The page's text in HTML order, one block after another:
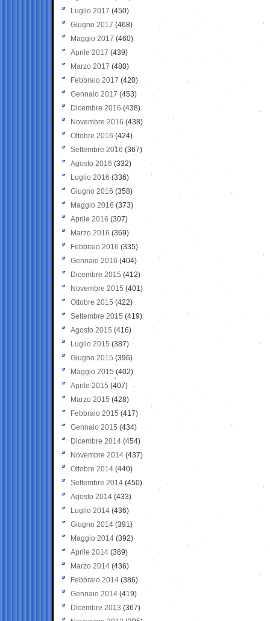
Luglio 2017 (450)
Giugno 2017 (468)
Maggio 2017 (460)
Aprile 2017 (439)
Marzo 2017 (480)
Febbraio 2017 (420)
Gennaio 2017 (453)
Dicembre 2016 (438)
Novembre 2016 (438)
Ottobre 2016 (424)
Settembre 2016 (367)
Agosto 2016 (332)
Luglio 2016 (336)
Giugno 2016 (358)
Maggio 2016 (373)
Aprile 2016 (307)
Marzo 2016 (369)
Febbraio 2016 (335)
Gennaio 2016 (404)
Dicembre 2015 (412)
Novembre 2015 (401)
Ottobre 2015 (422)
Settembre 2015 (419)
Agosto 2015 (416)
Luglio 2015 (387)
Giugno 2015 (396)
Maggio 2015 (402)
Aprile 2015 (407)
Marzo 2015 (428)
Febbraio 2015 (417)
Gennaio 2015 (434)
Dicembre 2014 (454)
Novembre 2014 (437)
Ottobre 2014 (440)
Settembre 2014 (450)
Agosto 2014 (433)
Luglio 2014 (436)
Giugno 2014 (391)
Maggio 2014 (392)
Aprile 2014 (389)
Marzo 2014 (436)
Febbraio 2014 (386)
Gennaio 2014 (419)
Dicembre 2013 (367)